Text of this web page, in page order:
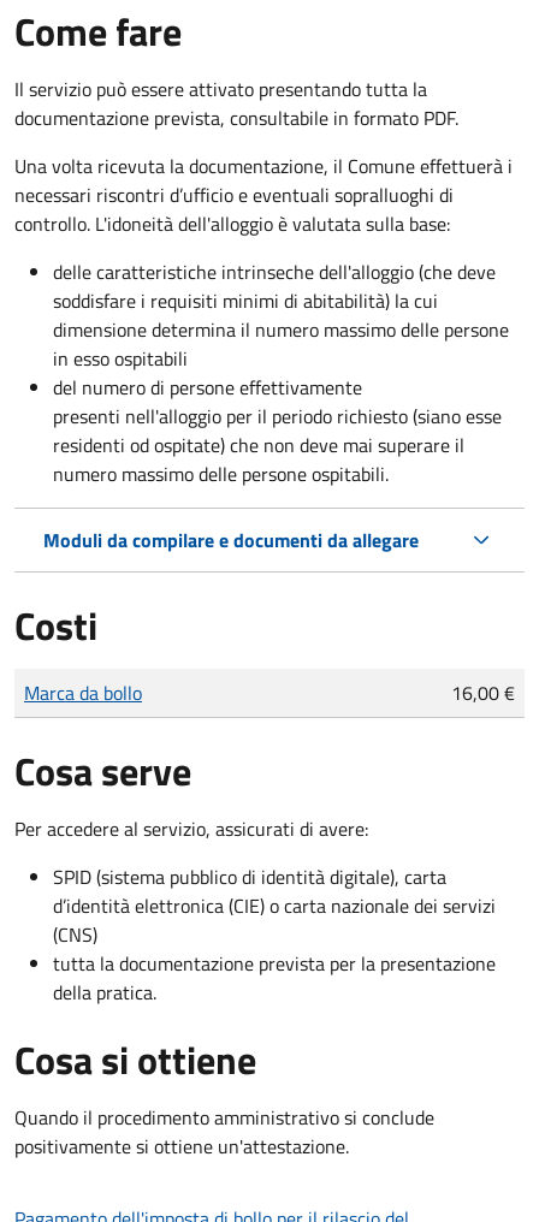
Come fare
Il servizio può essere attivato presentando tutta la
documentazione prevista, consultabile in formato PDF.
Una volta ricevuta la documentazione, il Comune effettuerà i
necessari riscontri d’ufficio e eventuali sopralluoghi di
controllo. L'idoneità dell'alloggio è valutata sulla base:
delle caratteristiche intrinseche dell'alloggio (che deve
soddisfare i requisiti minimi di abitabilità) la cui
dimensione determina il numero massimo delle persone
in esso ospitabili
del numero di persone effettivamente
presenti nell'alloggio per il periodo richiesto (siano esse
residenti od ospitate) che non deve mai superare il
numero massimo delle persone ospitabili.
Moduli da compilare e documenti da allegare
Costi
Tipo di pagamento
Importo
Marca da bollo 16,00 €
Cosa serve
Per accedere al servizio, assicurati di avere:
SPID (sistema pubblico di identità digitale), carta
d’identità elettronica (CIE) o carta nazionale dei servizi
(CNS)
tutta la documentazione prevista per la presentazione
della pratica.
Cosa si ottiene
Quando il procedimento amministrativo si conclude
positivamente si ottiene un'attestazione.